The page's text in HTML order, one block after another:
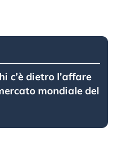
с’è dіеtrо l’аffаrе
mоndіаlе dеl